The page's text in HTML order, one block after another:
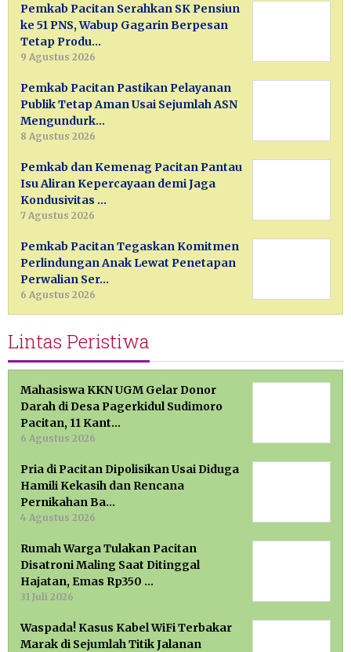
Pemkab Pacitan Serahkan SK Pensiun
ke 51 PNS, Wabup Gagarin Berpesan
Tetap Produ…
9 Agustus 2026
Pemkab Pacitan Pastikan Pelayanan
Publik Tetap Aman Usai Sejumlah ASN
Mengundurk…
8 Agustus 2026
Pemkab dan Kemenag Pacitan Pantau
Isu Aliran Kepercayaan demi Jaga
Kondusivitas …
7 Agustus 2026
Pemkab Pacitan Tegaskan Komitmen
Perlindungan Anak Lewat Penetapan
Perwalian Ser…
6 Agustus 2026
Lintas Peristiwa
Mahasiswa KKN UGM Gelar Donor
Darah di Desa Pagerkidul Sudimoro
Pacitan, 11 Kant…
6 Agustus 2026
Pria di Pacitan Dipolisikan Usai Diduga
Hamili Kekasih dan Rencana
Pernikahan Ba…
4 Agustus 2026
Rumah Warga Tulakan Pacitan
Disatroni Maling Saat Ditinggal
Hajatan, Emas Rp350 …
31 Juli 2026
Waspada! Kasus Kabel WiFi Terbakar
Marak di Sejumlah Titik Jalanan